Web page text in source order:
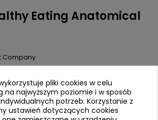
Eating Anatomical
Company
zł Zniżka 2,48 zł
Brutto
pliki cookies w celu
na najwyższym poziomie i w sposób
potrzeb. Korzystanie z
ustawień dotyczących cookies